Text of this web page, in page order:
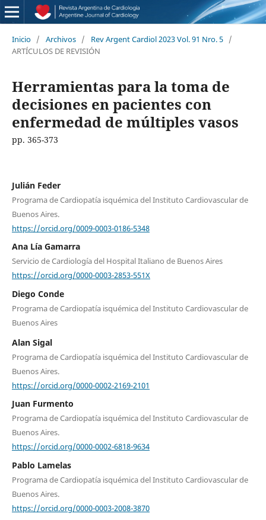
Inicio / Archivos / Rev Argent Cardiol 2023 Vol. 91 Nro. 5 /
ARTÍCULOS DE REVISIÓN
Herramientas para la toma de
decisiones en pacientes con
enfermedad de múltiples vasos
pp. 365-373
Julián Feder
Programa de Cardiopatía isquémica del Instituto Cardiovascular de
Buenos Aires.
https://orcid.org/0009-0003-0186-5348
Ana Lía Gamarra
Servicio de Cardiología del Hospital Italiano de Buenos Aires
https://orcid.org/0000-0003-2853-551X
Diego Conde
Programa de Cardiopatía isquémica del Instituto Cardiovascular de
Buenos Aires
Alan Sigal
Programa de Cardiopatía isquémica del Instituto Cardiovascular de
Buenos Aires.
https://orcid.org/0000-0002-2169-2101
Juan Furmento
Programa de Cardiopatía isquémica del Instituto Cardiovascular de
Buenos Aires.
https://orcid.org/0000-0002-6818-9634
Pablo Lamelas
Programa de Cardiopatía isquémica del Instituto Cardiovascular de
Buenos Aires.
https://orcid.org/0000-0003-2008-3870